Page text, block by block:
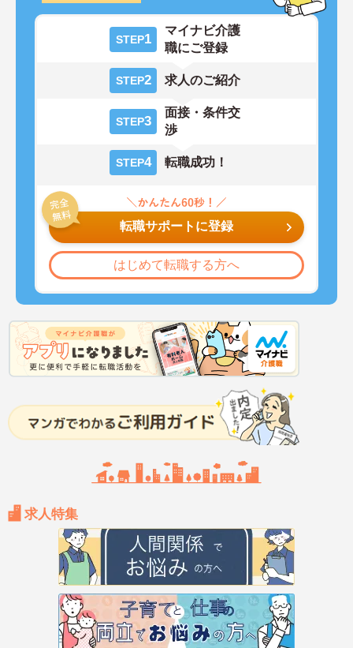
STEP1
マイナビ介護
職にご登録
STEP2 求人のご紹介
STEP3
面接・条件交
渉
STEP4 転職成功！
転職サポートに登録
はじめて転職する方へ
求人特集